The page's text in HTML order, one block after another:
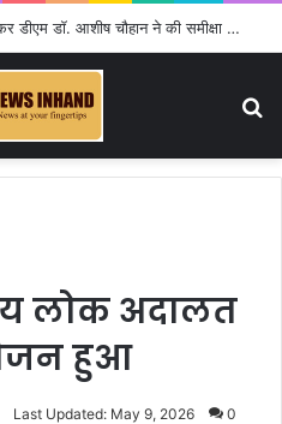
मिलावटखोरों पर कसेगा शिकंजा
लोक अदालत
हुआ
Last Updated: May 9, 2026 0